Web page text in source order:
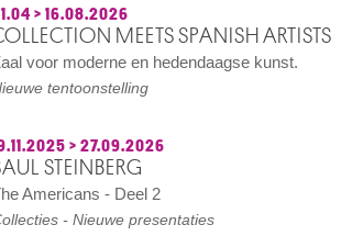
> 16.08.2026
MEETS SPANISH ARTISTS
voor moderne en hedendaagse kunst.
tentoonstelling
> 27.09.2026
STEINBERG
Americans - Deel 2
- Nieuwe presentaties